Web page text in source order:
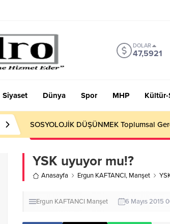
DOLAR
47,5921
Siyaset Dünya Spor MHP Kültür-
Okumayı Pek de Sevmiyoruz Herhalde
YSK uyuyor mu!?
Anasayfa Ergun KAFTANCI, Manşet
Ergun KAFTANCI Manşet 6 Mayıs 2015